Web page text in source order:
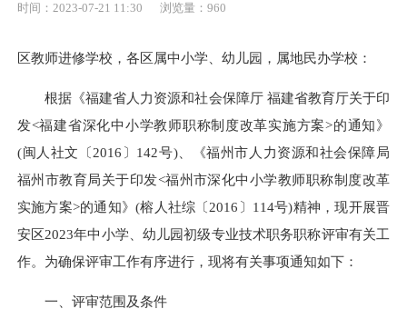
时间：2023-07-21 11:30 浏览量：960
区教师进修学校，各区属中小学、幼儿园，属地民办学校：
根据《福建省人力资源和社会保障厅 福建省教育厅关于印
发<福建省深化中小学教师职称制度改革实施方案>的通知》
(闽人社文〔2016〕142号)、《福州市人力资源和社会保障局
福州市教育局关于印发<福州市深化中小学教师职称制度改革
实施方案>的通知》(榕人社综〔2016〕114号)精神，现开展晋
安区2023年中小学、幼儿园初级专业技术职务职称评审有关工
作。为确保评审工作有序进行，现将有关事项通知如下：
一、评审范围及条件